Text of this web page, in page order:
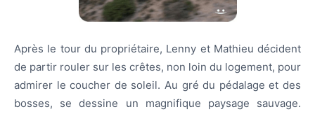
Après le tour du propriétaire, Lenny et Mathieu décident
de partir rouler sur les crêtes, non loin du logement, pour
admirer le coucher de soleil. Au gré du pédalage et des
bosses, se dessine un magnifique paysage sauvage.